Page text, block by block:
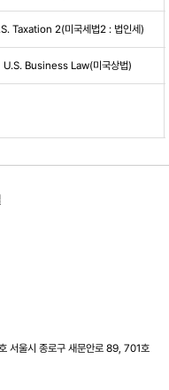
Taxation 2(미국세법2 : 법인세)
U.S. Business Law(미국상법)
서울시 종로구 새문안로 89, 701호